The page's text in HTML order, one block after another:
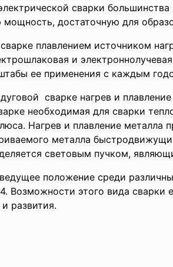
сварки
достаточную для
плавлением источником
и
ее применения с каждым
сварке нагрев и
необходимая для сварки
Нагрев и плавление металла
металла
световым пучком,
положение среди
Возможности этого вида
развития.